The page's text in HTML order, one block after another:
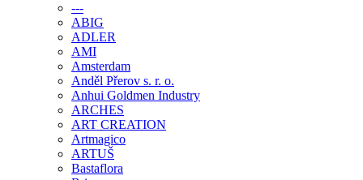
---
ABIG
ADLER
AMI
Amsterdam
Anděl Přerov s. r. o.
Anhui Goldmen Industry
ARCHES
ART CREATION
Artmagico
ARTUŠ
Bastaflora